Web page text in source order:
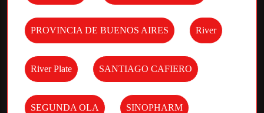
PROVINCIA DE BUENOS AIRES River
River Plate SANTIAGO CAFIERO
SEGUNDA OLA SINOPHARM